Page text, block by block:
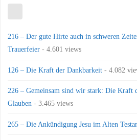
216 – Der gute Hirte auch in schweren
Trauerfeier - 4.601 views
126 – Die Kraft der Dankbarkeit - 4.082
226 – Gemeinsam sind wir stark: Die Kraft
Glauben - 3.465 views
265 – Die Ankündigung Jesu im Alten